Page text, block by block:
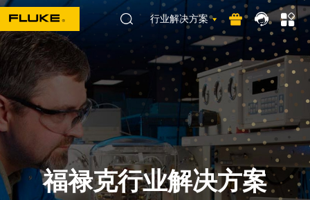
行业解决方案
福禄克行业解决方案